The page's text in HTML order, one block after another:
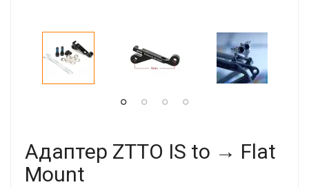
Адаптер ZTTO IS to → Flat
Mount